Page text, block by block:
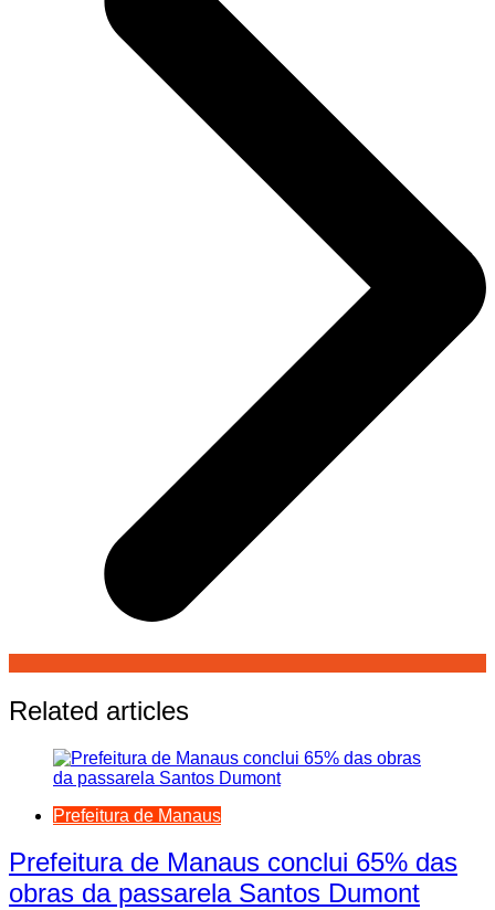
Related articles
Prefeitura de Manaus
Prefeitura de Manaus conclui 65% das
obras da passarela Santos Dumont